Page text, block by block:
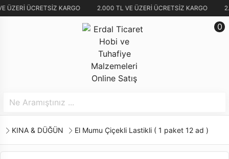
ÜZERİ ÜCRETSİZ KARGO 2.000 TL VE ÜZERİ ÜCRETSİZ KARGO
0
KINA & DÜĞÜN El Mumu Çiçekli Lastikli ( 1 paket 12 ad )